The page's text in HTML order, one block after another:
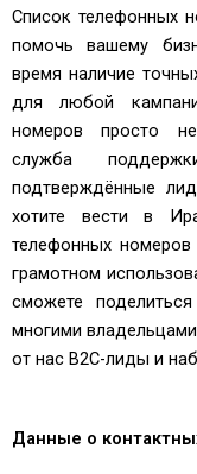
Список телефонных
помочь вашему
время наличие
для любой
номеров просто
служба
подтверждённые
хотите вести в
телефонных
грамотном
сможете
многими
от нас B2C-лиды и
Данные о